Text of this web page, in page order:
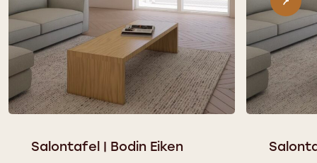
Salontafel | Bodin Eiken